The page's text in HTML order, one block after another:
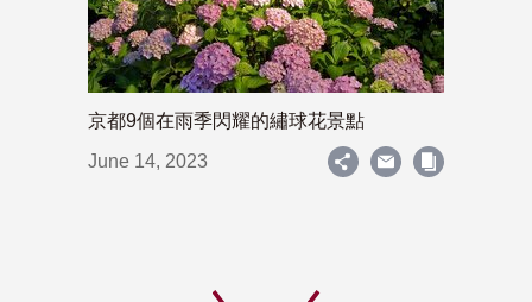
京都9個在雨季閃耀的繡球花景點
June 14, 2023